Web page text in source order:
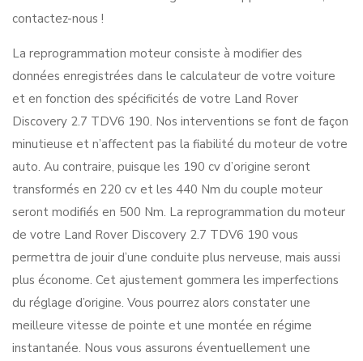
contactez-nous !
La reprogrammation moteur consiste à modifier des
données enregistrées dans le calculateur de votre voiture
et en fonction des spécificités de votre Land Rover
Discovery 2.7 TDV6 190. Nos interventions se font de façon
minutieuse et n’affectent pas la fiabilité du moteur de votre
auto. Au contraire, puisque les 190 cv d’origine seront
transformés en 220 cv et les 440 Nm du couple moteur
seront modifiés en 500 Nm. La reprogrammation du moteur
de votre Land Rover Discovery 2.7 TDV6 190 vous
permettra de jouir d’une conduite plus nerveuse, mais aussi
plus économe. Cet ajustement gommera les imperfections
du réglage d’origine. Vous pourrez alors constater une
meilleure vitesse de pointe et une montée en régime
instantanée. Nous vous assurons éventuellement une